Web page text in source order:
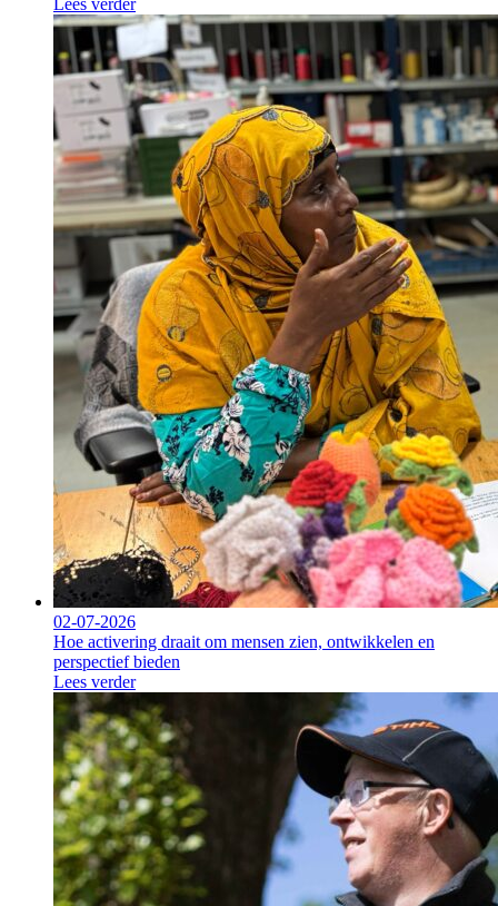
Lees verder
02-07-2026
Hoe activering draait om mensen zien, ontwikkelen en
perspectief bieden
Lees verder